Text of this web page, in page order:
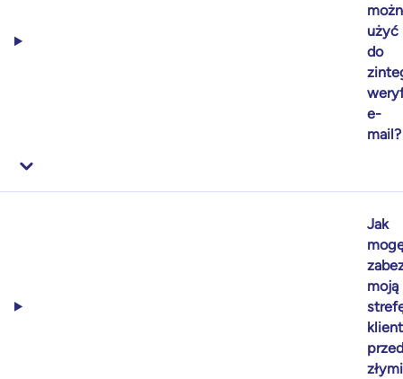
użyć
do
e-
mail?
Jak
moją
przed
złymi